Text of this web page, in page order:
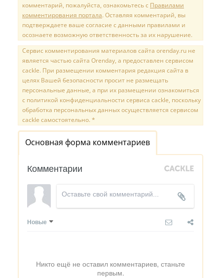
комментарий, пожалуйста, ознакомьтесь с Правилами
комментирования портала. Оставляя комментарий, вы
подтверждаете ваше согласие с данными правилами и
осознаете возможную ответственность за их нарушение.
Сервис комментирования материалов сайта orenday.ru не
является частью сайта Orenday, а предоставлен сервисом
cackle. При размещении комментария редакция сайта в
целях Вашей безопасности просит не размещать
персональные данные, а при их размещении ознакомиться
с политикой конфиденциальности сервиса cackle, поскольку
обработка персональных данных осуществляется сервисом
cackle самостоятельно. *
Основная форма комментариев
Комментарии
Новые
Никто ещё не оставил комментариев, станьте
первым.